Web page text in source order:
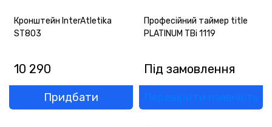
Кронштейн InterAtletika
ST803
10 290
Придбати
Професійний таймер title
PLATINUM TBi 1119
Під замовлення
Перевірити наявність